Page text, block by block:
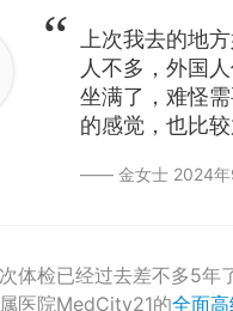
上次我去的地
人不多，外国
坐满了，难怪
的感觉，也比较
—— 金女士 2024年
体检已经过去差不多5年
医院MedCity21的全面